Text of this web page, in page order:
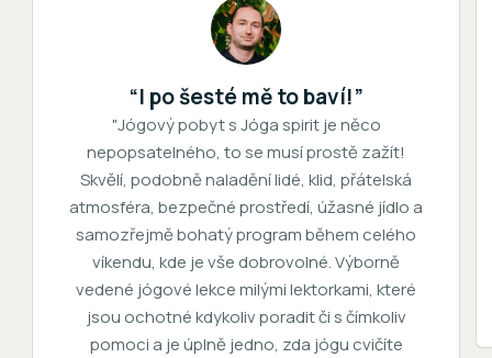
“I po šesté mě to baví!”
"Jógový pobyt s Jóga spirit je něco
nepopsatelného, to se musí prostě zažít!
Skvělí, podobně naladění lidé, klid, přátelská
atmosféra, bezpečné prostředí, úžasné jídlo a
samozřejmě bohatý program během celého
víkendu, kde je vše dobrovolné. Výborně
vedené jógové lekce milými lektorkami, které
jsou ochotné kdykoliv poradit či s čímkoliv
pomoci a je úplně jedno, zda jógu cvičíte